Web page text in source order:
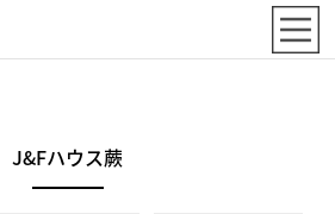
J&Fハウス蕨